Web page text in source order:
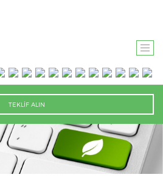
T
O
G
G
L
N
A
V
TEKLİF ALIN